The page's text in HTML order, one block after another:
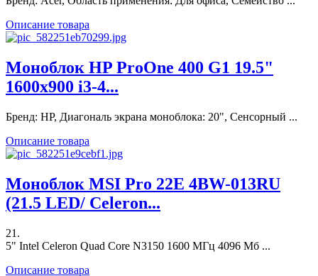
Описание товара
Моноблок HP ProOne 400 G1 19.5"
1600x900 i3-4...
Бренд: HP, Диагональ экрана моноблока: 20", Сенсорный ...
Описание товара
Моноблок MSI Pro 22E 4BW-013RU
(21.5 LED/ Celeron...
21.
5" Intel Celeron Quad Core N3150 1600 МГц 4096 Мб ...
Описание товара